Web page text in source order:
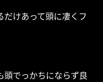
だけあって頭に凄くフ
頭でっかちにならず良